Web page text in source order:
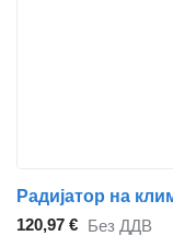
120,97 € Без ДДВ